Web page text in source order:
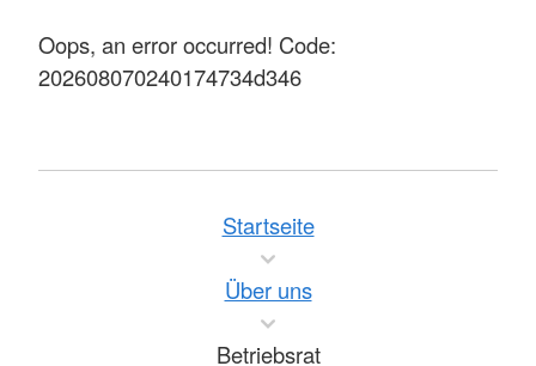
Oops, an error occurred! Code:
202608070240174734d346
Startseite
Über uns
Betriebsrat